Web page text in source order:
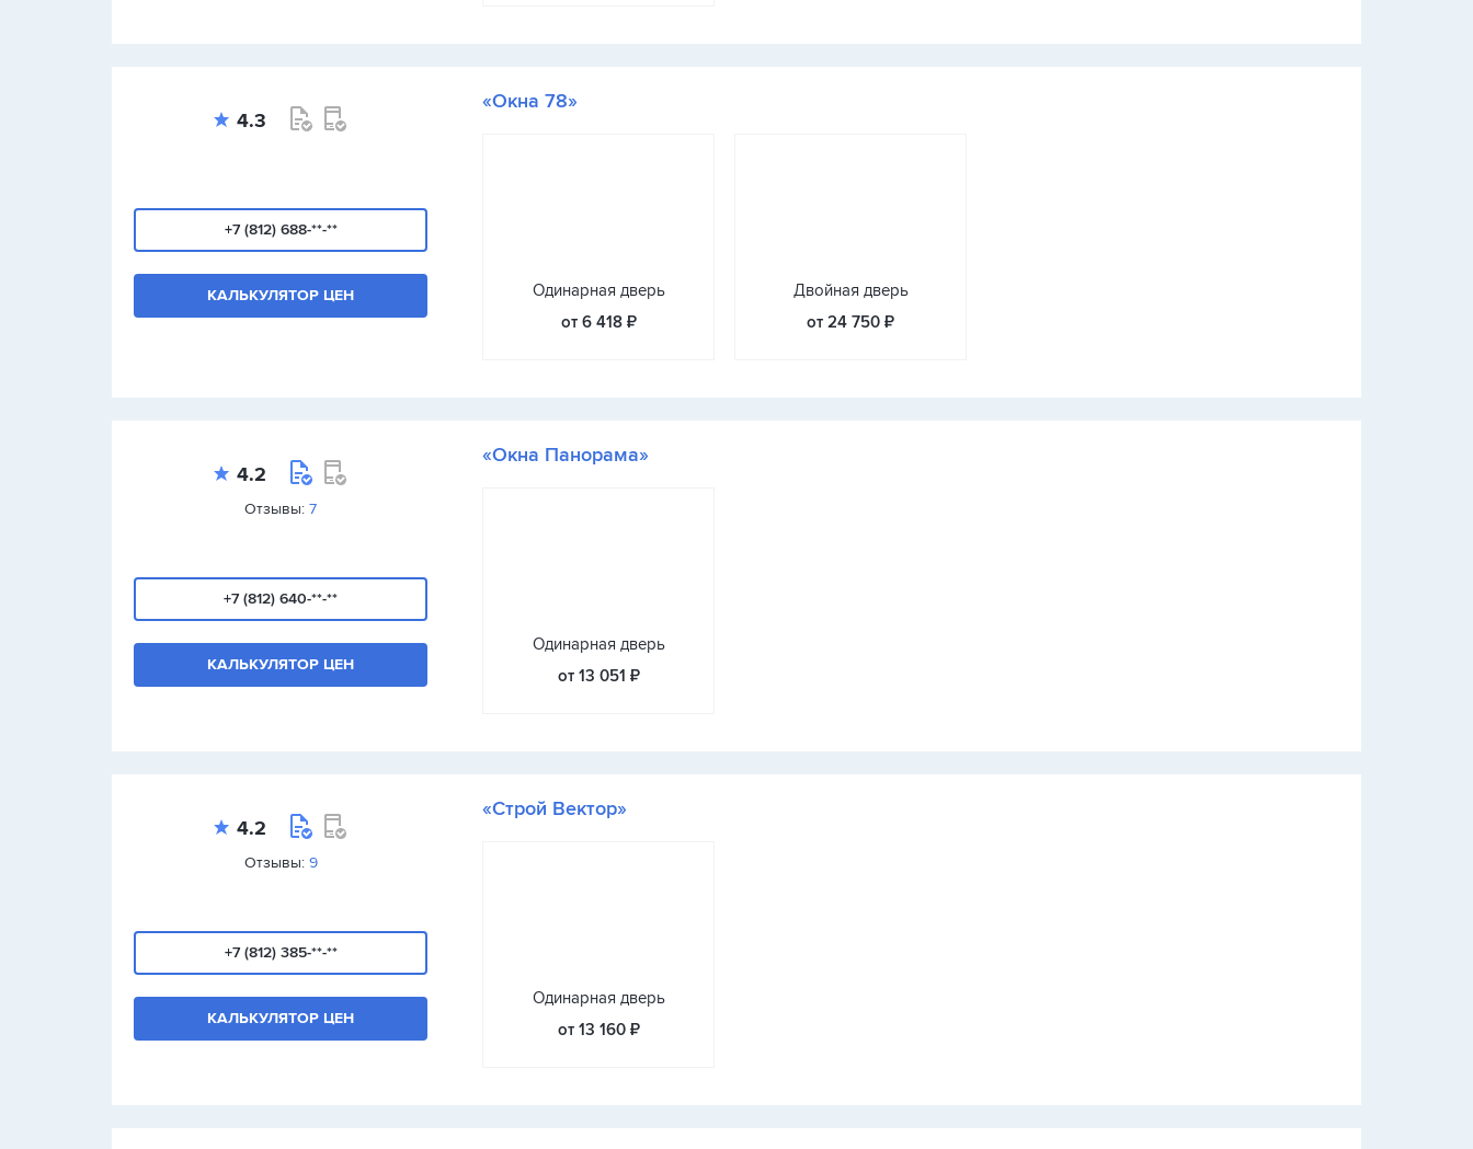
4.3
+7 (812) 688-**-**
КАЛЬКУЛЯТОР ЦЕН
«Окна 78»
Одинарная дверь
от 6 418 ₽
Двойная дверь
от 24 750 ₽
4.2
Отзывы: 7
+7 (812) 640-**-**
КАЛЬКУЛЯТОР ЦЕН
«Окна Панорама»
Одинарная дверь
от 13 051 ₽
4.2
Отзывы: 9
+7 (812) 385-**-**
КАЛЬКУЛЯТОР ЦЕН
«Строй Вектор»
Одинарная дверь
от 13 160 ₽